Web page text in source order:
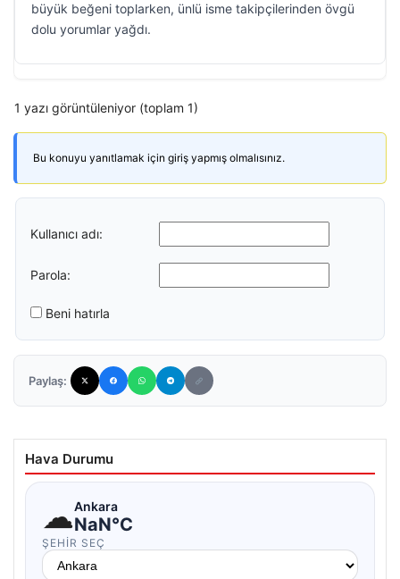
büyük beğeni toplarken, ünlü isme takipçilerinden övgü
dolu yorumlar yağdı.
1 yazı görüntüleniyor (toplam 1)
Bu konuyu yanıtlamak için giriş yapmış olmalısınız.
Kullanıcı adı:
Parola:
Beni hatırla
Paylaş:
Hava Durumu
☁Ankara
NaN°C
ŞEHIR SEÇ